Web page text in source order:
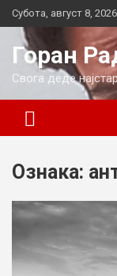
Skip
to
content
Субота, август 8, 2026
Горан
Свога деде
Ознака: